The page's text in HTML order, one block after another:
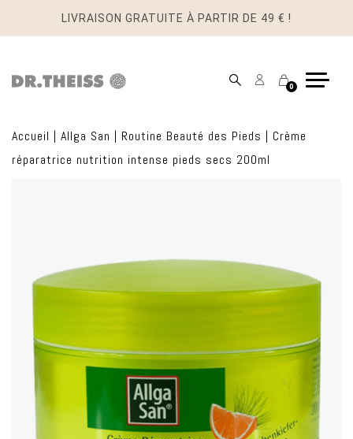
LIVRAISON GRATUITE À PARTIR DE 49 € !
MonPanier
0
Accueil | Allga San | Routine Beauté des Pieds | Crème
réparatrice nutrition intense pieds secs 200ml